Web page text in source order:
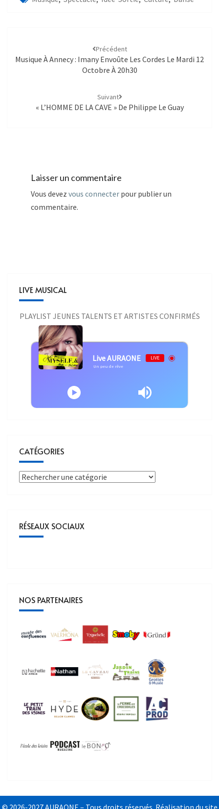
Précédent
Musique À Annecy : Imany Envoûte Les Cordes Le Mardi 12
Octobre À 20h30
Suivant
« L’HOMME DE LA CAVE » De Philippe Le Guay
Laisser un commentaire
Vous devez vous connecter pour publier un
commentaire.
LIVE MUSICAL
PLAYLIST JEUNES TALENTS ET ARTISTES CONFIRMÉS
Live AURAONE LIVE
Claudio Capeo - VITAA & Claudio Capeo - Un peu de rêve
CATÉGORIES
RÉSEAUX SOCIAUX
NOS PARTENAIRES
© 2026-2027 AURAONE – Tous droits réservés. Réalisation du site